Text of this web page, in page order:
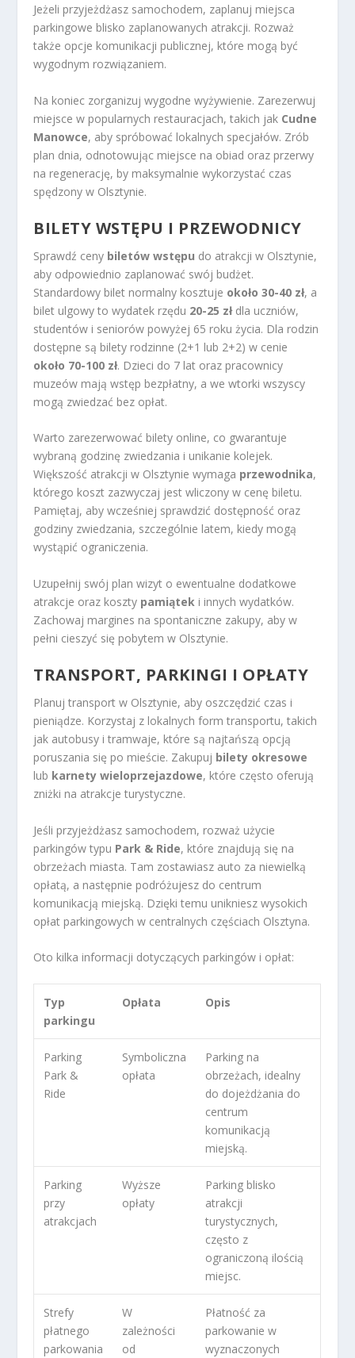
Jeżeli przyjeżdżasz samochodem, zaplanuj miejsca
parkingowe blisko zaplanowanych atrakcji. Rozważ
także opcje komunikacji publicznej, które mogą być
wygodnym rozwiązaniem.
Na koniec zorganizuj wygodne wyżywienie. Zarezerwuj
miejsce w popularnych restauracjach, takich jak Cudne
Manowce, aby spróbować lokalnych specjałów. Zrób
plan dnia, odnotowując miejsce na obiad oraz przerwy
na regenerację, by maksymalnie wykorzystać czas
spędzony w Olsztynie.
BILETY WSTĘPU I PRZEWODNICY
Sprawdź ceny biletów wstępu do atrakcji w Olsztynie,
aby odpowiednio zaplanować swój budżet.
Standardowy bilet normalny kosztuje około 30-40 zł, a
bilet ulgowy to wydatek rzędu 20-25 złdla uczniów,
studentów i seniorów powyżej 65 roku życia. Dla rodzin
dostępne są bilety rodzinne (2+1 lub 2+2) w cenie
około 70-100 zł. Dzieci do 7 lat oraz pracownicy
muzeów mają wstęp bezpłatny, a we wtorki wszyscy
mogą zwiedzać bez opłat.
Warto zarezerwować bilety online, co gwarantuje
wybraną godzinę zwiedzania i unikanie kolejek.
Większość atrakcji w Olsztynie wymaga przewodnika,
którego koszt zazwyczaj jest wliczony w cenę biletu.
Pamiętaj, aby wcześniej sprawdzić dostępność oraz
godziny zwiedzania, szczególnie latem, kiedy mogą
wystąpić ograniczenia.
Uzupełnij swój plan wizyt o ewentualne dodatkowe
atrakcje oraz koszty pamiątek i innych wydatków.
Zachowaj margines na spontaniczne zakupy, aby w
pełni cieszyć się pobytem w Olsztynie.
TRANSPORT, PARKINGI I OPŁATY
Planuj transport w Olsztynie, aby oszczędzić czas i
pieniądze. Korzystaj z lokalnych form transportu, takich
jak autobusy i tramwaje, które są najtańszą opcją
poruszania się po mieście. Zakupuj bilety okresowe
lub karnety wieloprzejazdowe, które często oferują
zniżki na atrakcje turystyczne.
Jeśli przyjeżdżasz samochodem, rozważ użycie
parkingów typu Park & Ride, które znajdują się na
obrzeżach miasta. Tam zostawiasz auto za niewielką
opłatą, a następnie podróżujesz do centrum
komunikacją miejską. Dzięki temu unikniesz wysokich
opłat parkingowych w centralnych częściach Olsztyna.
Oto kilka informacji dotyczących parkingów i opłat:
Typ
parkingu
Opłata Opis
Parking
Park &
Ride
Symboliczna
opłata
Parking na
obrzeżach, idealny
do dojeżdżania do
centrum
komunikacją
miejską.
Parking
przy
atrakcjach
Wyższe
opłaty
Parking blisko
atrakcji
turystycznych,
często z
ograniczoną ilością
miejsc.
Strefy
płatnego
parkowania
W
zależności
od
Płatność za
parkowanie w
wyznaczonych